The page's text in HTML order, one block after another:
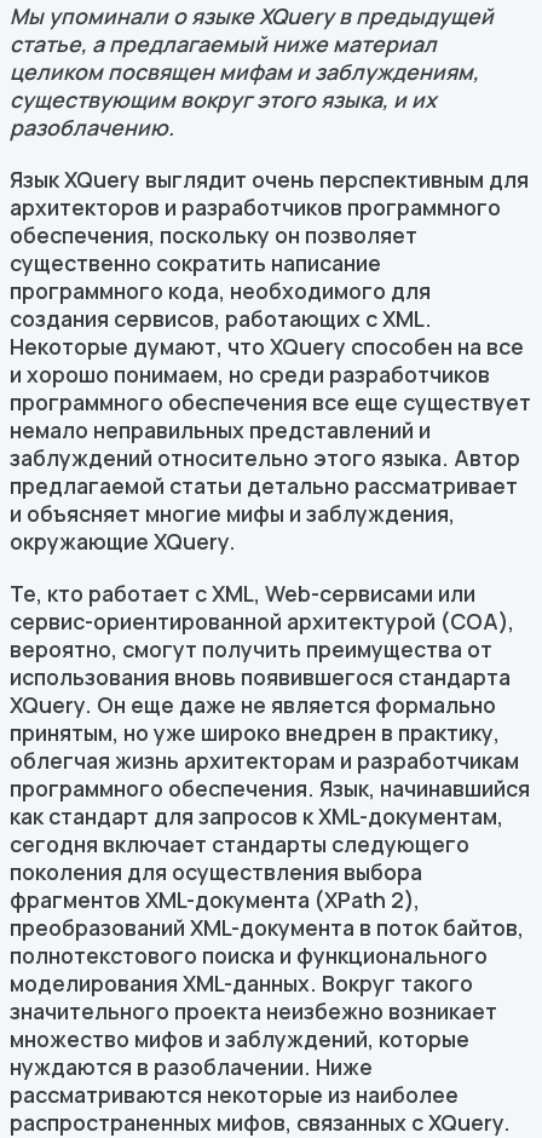
Мы упоминали о языке XQuery в предыдущей
статье, а предлагаемый ниже материал
целиком посвящен мифам и заблуждениям,
существующим вокруг этого языка, и их
разоблачению.
Язык XQuery выглядит очень перспективным для
архитекторов и разработчиков программного
обеспечения, поскольку он позволяет
существенно сократить написание
программного кода, необходимого для
создания сервисов, работающих с XML.
Некоторые думают, что XQuery способен на все
и хорошо понимаем, но среди разработчиков
программного обеспечения все еще существует
немало неправильных представлений и
заблуждений относительно этого языка. Автор
предлагаемой статьи детально рассматривает
и объясняет многие мифы и заблуждения,
окружающие XQuery.
Те, кто работает с XML, Web-сервисами или
сервис-ориентированной архитектурой (СОА),
вероятно, смогут получить преимущества от
использования вновь появившегося стандарта
XQuery. Он еще даже не является формально
принятым, но уже широко внедрен в практику,
облегчая жизнь архитекторам и разработчикам
программного обеспечения. Язык, начинавшийся
как стандарт для запросов к XML-документам,
сегодня включает стандарты следующего
поколения для осуществления выбора
фрагментов XML-документа (XPath 2),
преобразований XML-документа в поток байтов,
полнотекстового поиска и функционального
моделирования XML-данных. Вокруг такого
значительного проекта неизбежно возникает
множество мифов и заблуждений, которые
нуждаются в разоблачении. Ниже
рассматриваются некоторые из наиболее
распространенных мифов, связанных с XQuery.